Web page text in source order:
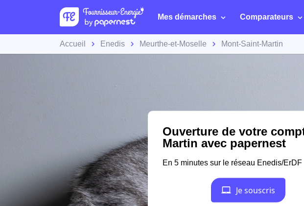
Mes démarches Comparateurs
Accueil Enedis Meurthe-et-Moselle Mont-Saint-Martin